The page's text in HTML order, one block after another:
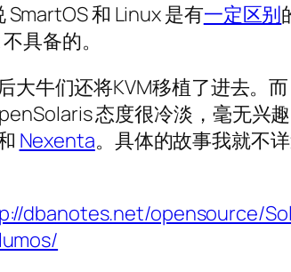
和 Linux 是有一定区别
具备的。
牛们还将KVM移植了进去。
态度很冷淡，毫无兴
Nexenta。具体的故事我就不
dbanotes.net/opensource/